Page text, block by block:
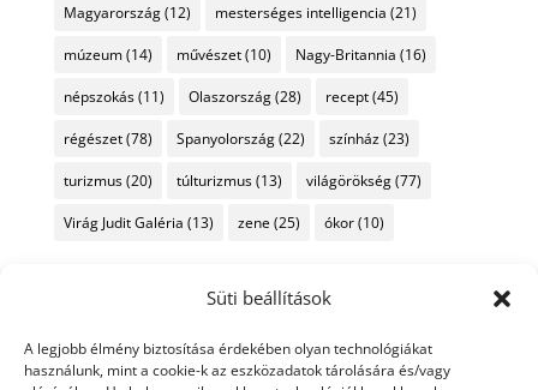
Süti beállítások
A legjobb élmény biztosítása érdekében olyan technológiákat
használunk, mint a cookie-k az eszközadatok tárolására és/vagy
Magyarország(12) mesterséges intelligencia (21)
múzeum(14) művészet(10) Nagy-Britannia (16)
népszokás(11) Olaszország(28) recept(45)
régészet(78) Spanyolország(22) színház(23)
turizmus(20) túlturizmus(13) világörökség(77)
Virág Judit Galéria (13) zene (25) ókor(10)